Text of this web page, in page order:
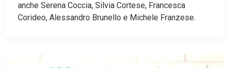
anche Serena Coccia, Silvia Cortese, Francesca
Corideo, Alessandro Brunello e Michele Franzese.